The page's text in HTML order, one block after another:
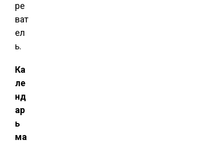
ре
ват
ел
ь.
Ка
ле
нд
ар
ь
ма